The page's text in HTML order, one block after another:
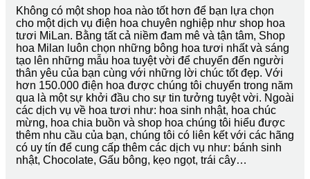
Không có một shop hoa nào tốt hơn để bạn lựa chọn
cho một dịch vụ điện hoa chuyên nghiệp như shop hoa
tươi MiLan. Bằng tất cả niềm đam mê và tận tâm, Shop
hoa Milan luôn chọn những bông hoa tươi nhất và sáng
tạo lên những mẫu hoa tuyệt vời để chuyển đến người
thân yêu của bạn cùng với những lời chúc tốt đẹp. Với
hơn 150.000 điện hoa được chúng tôi chuyển trong năm
qua là một sự khởi đầu cho sự tin tưởng tuyệt vời. Ngoài
các dịch vụ về hoa tươi như: hoa sinh nhật, hoa chúc
mừng, hoa chia buồn và shop hoa chúng tôi hiểu được
thêm nhu cầu của bạn, chúng tôi có liên kết với các hãng
có uy tín để cung cấp thêm các dịch vụ như: bánh sinh
nhật, Chocolate, Gấu bông, kẹo ngọt, trái cây…